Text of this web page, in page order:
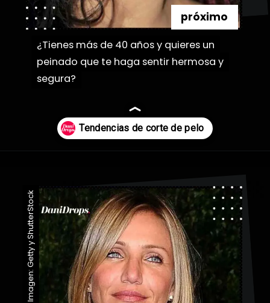
¿Tienes más de 40 años y quieres un
peinado que te haga sentir hermosa y
segura?
¿Tienes más de 40 años y quieres un
peinado que te haga sentir hermosa y
segura?
próximo
Imagen: Getty y ShutterStock
Imagen: Getty y ShutterStock